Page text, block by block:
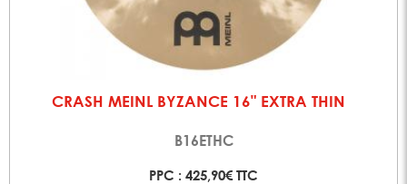
CRASH MEINL BYZANCE 16" EXTRA THIN
B16ETHC
PPC : 425,90€ TTC